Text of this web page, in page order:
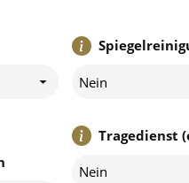
Nein
Tragedienst
Nein